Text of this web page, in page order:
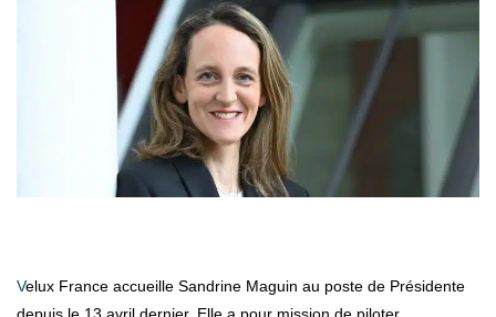
Velux France accueille Sandrine Maguin au poste de Présidente